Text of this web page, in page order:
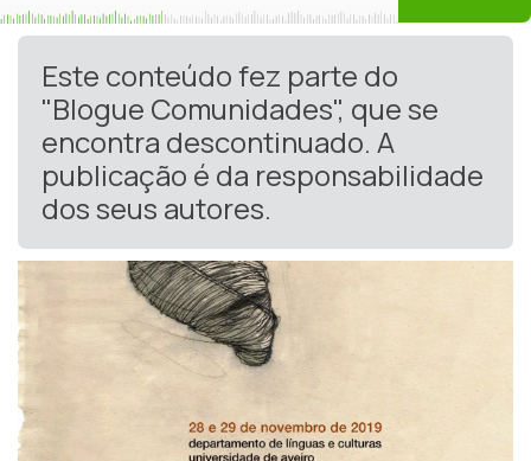
Este conteúdo fez parte do
"Blogue Comunidades", que se
encontra descontinuado. A
publicação é da responsabilidade
dos seus autores.